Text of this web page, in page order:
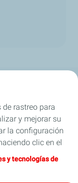
rastreo para
y mejorar su
la configuración
clic en el
Al hacer
autoriza a
y tecnologías de